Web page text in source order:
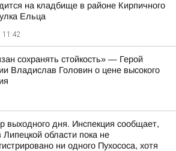
на кладбище в районе Кирпичного
Ельца
11:42
сохранять стойкость» — Герой
Владислав Головин о цене высокого
выходного дня. Инспекция сообщает,
Липецкой области пока не
ни одного Пухососа, хотя